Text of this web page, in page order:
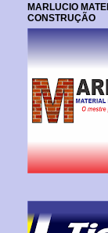
MARLUCIO
CONSTRUÇÃO